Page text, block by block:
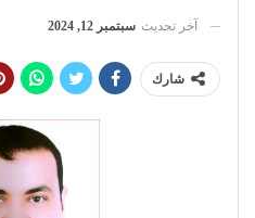
آخر تحديث سبتمبر 12, 2024
شارك